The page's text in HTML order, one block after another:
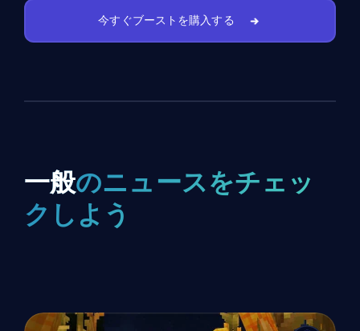
今すぐブーストを購入する
一般のニュースをチェッ
クしよう